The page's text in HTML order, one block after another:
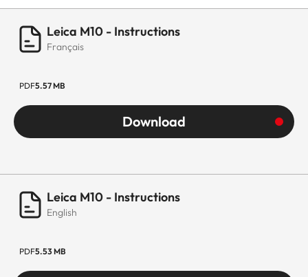
Leica M10 - Instructions
Français
PDF5.57 MB
Download
Leica M10 - Instructions
English
PDF5.53 MB